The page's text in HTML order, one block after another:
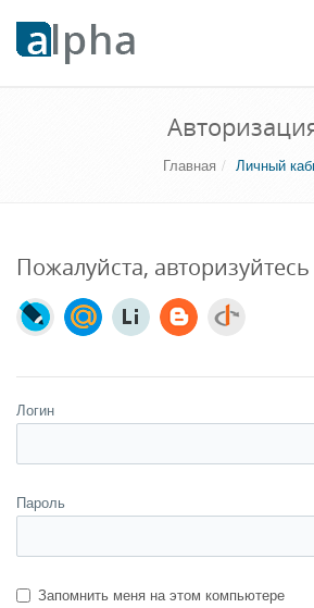
Главная Личный
Пожалуйста, авторизуйтесь
Логин
Пароль
Запомнить меня на этом компьютере